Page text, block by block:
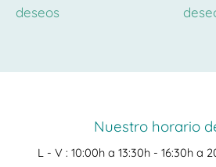
deseos
Nuestro horario
L - V : 10:00h a 13:30h - 16:30h a